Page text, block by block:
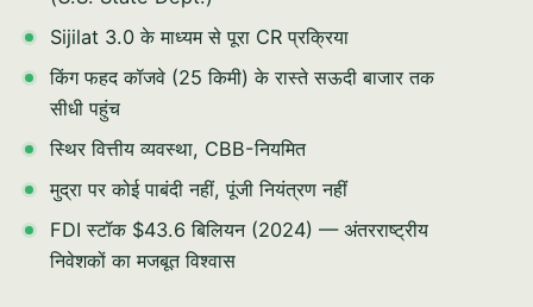
Sijilat 3.0 के माध्यम से पूरा CR प्रक्रिया
किंग फहद कॉजवे (25 किमी) के रास्ते सऊदी बाजार तक
सीधी पहुंच
स्थिर वित्तीय व्यवस्था, CBB-नियमित
मुद्रा पर कोई पाबंदी नहीं, पूंजी नियंत्रण नहीं
FDI स्टॉक $43.6 बिलियन (2024) — अंतरराष्ट्रीय
निवेशकों का मजबूत विश्वास